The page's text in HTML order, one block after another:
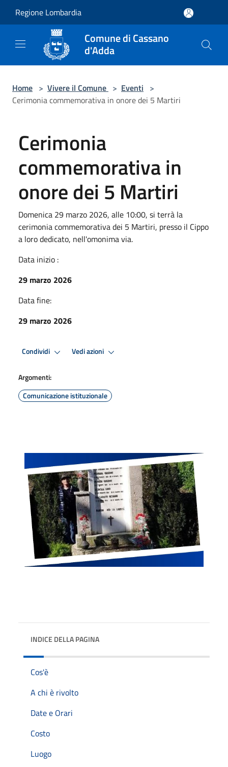
Regione Lombardia
Comune di Cassano
d'Adda
Home > Vivere il Comune > Eventi >
Cerimonia commemorativa in onore dei 5 Martiri
Cerimonia
commemorativa in
onore dei 5 Martiri
Domenica 29 marzo 2026, alle 10:00, si terrà la
cerimonia commemorativa dei 5 Martiri, presso il Cippo
a loro dedicato, nell'omonima via.
Data inizio :
29 marzo 2026
Data fine:
29 marzo 2026
Condividi Vedi azioni
Argomenti:
Comunicazione istituzionale
INDICE DELLA PAGINA
Cos'è
A chi è rivolto
Date e Orari
Costo
Luogo